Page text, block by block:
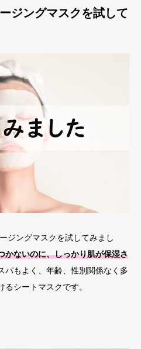
ジングマスクを試して
ジングマスクを試してみまし
かないのに、しっかり肌が保湿さ
パもよく、年齢、性別関係なく多
シートマスクです。